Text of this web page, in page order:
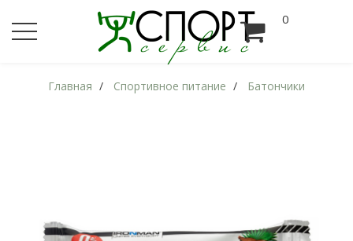
0
Главная Спортивное питание Батончики